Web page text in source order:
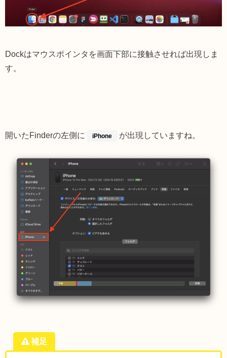
Dockはマウスポインタを画面下部に接触させれば出現しま
す。
開いたFinderの左側に iPhone が出現していますね。
補足